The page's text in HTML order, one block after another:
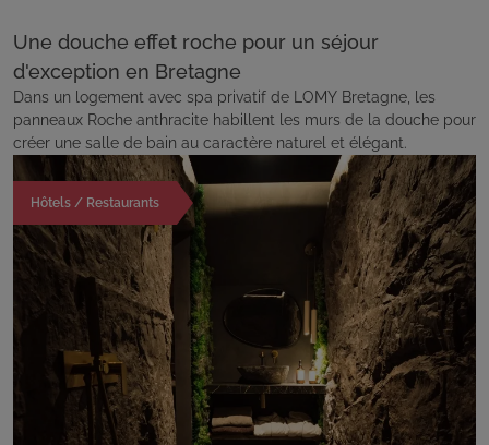
Une douche effet roche pour un séjour
d'exception en Bretagne
Dans un logement avec spa privatif de LOMY Bretagne, les
panneaux Roche anthracite habillent les murs de la douche pour
créer une salle de bain au caractère naturel et élégant.
Hôtels / Restaurants